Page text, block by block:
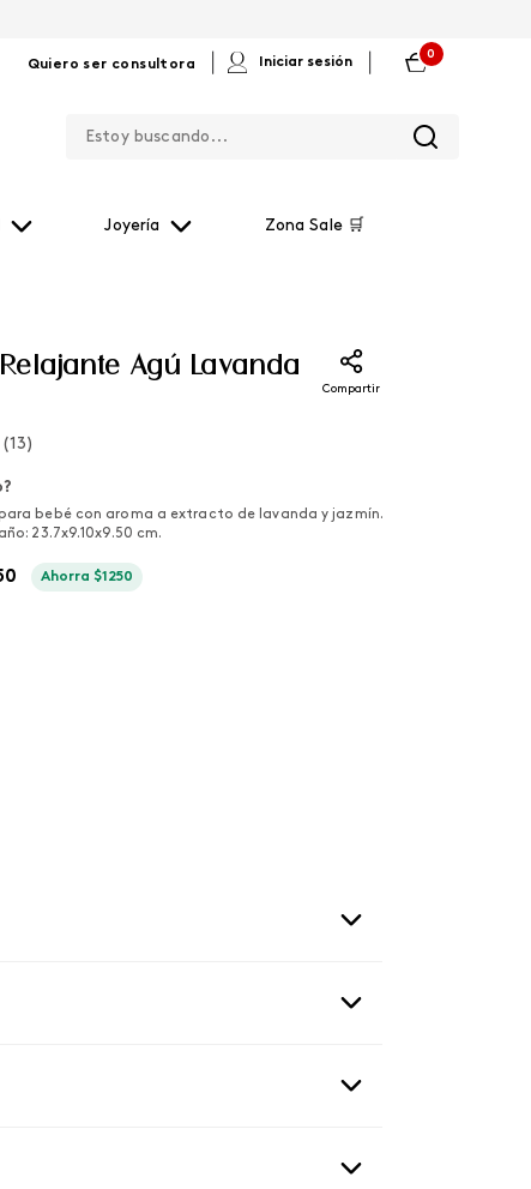
Quiero ser consultora Iniciar sesión
0
Joyería Zona Sale 🛒
Agú Lavanda
Compartir
(13)
bebé con aroma a extracto de lavanda y jazmín.
23.7x9.10x9.50 cm.
Ahorra$1250